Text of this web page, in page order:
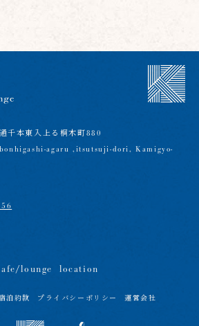
千本東入上る桐木町880
agaru ,itsutsuji-dori, Kamigyo-
lounge location
泊約款 プライバシーポリシー 運営会社